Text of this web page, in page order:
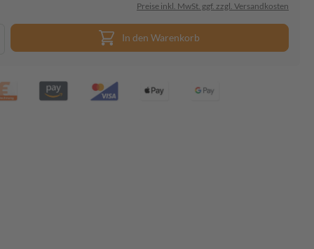
Preise inkl. MwSt. ggf. zzgl. Versandkosten
In den Warenkorb